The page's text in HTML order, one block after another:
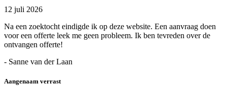
12 juli 2026
Na een zoektocht eindigde ik op deze website. Een aanvraag doen
voor een offerte leek me geen probleem. Ik ben tevreden over de
ontvangen offerte!
- Sanne van der Laan
Aangenaam verrast